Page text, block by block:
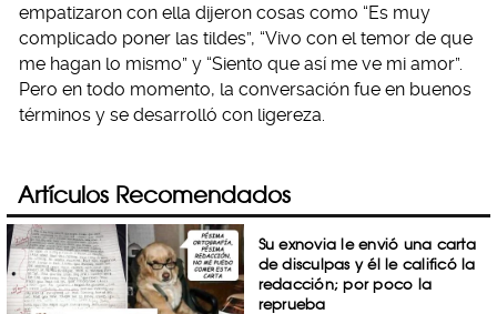
empatizaron con ella dijeron cosas como “Es muy
complicado poner las tildes”, “Vivo con el temor de que
me hagan lo mismo” y “Siento que así me ve mi amor”.
Pero en todo momento, la conversación fue en buenos
términos y se desarrolló con ligereza.
Artículos Recomendados
Su exnovia le envió una carta
de disculpas y él le calificó la
redacción; por poco la
reprueba